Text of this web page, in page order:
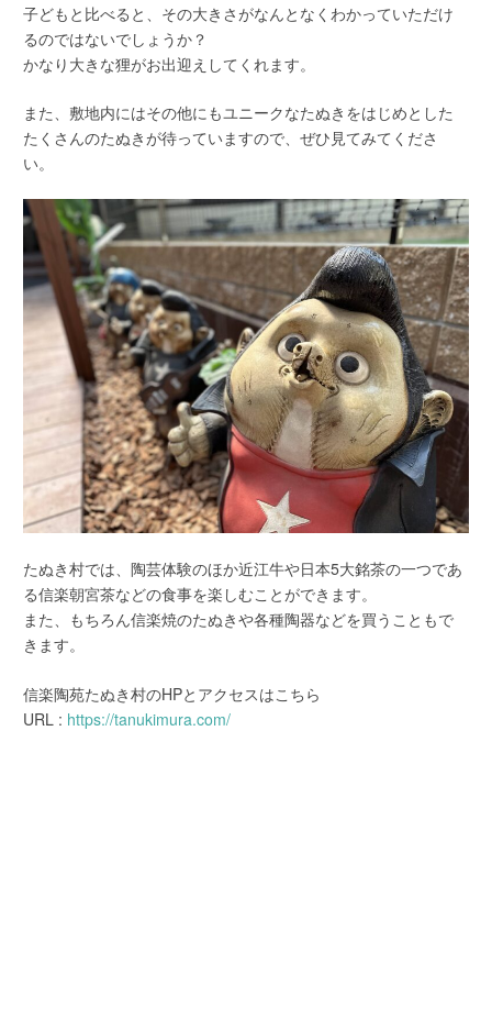
子どもと比べると、その大きさがなんとなくわかっていただけ
るのではないでしょうか？
かなり大きな狸がお出迎えしてくれます。
また、敷地内にはその他にもユニークなたぬきをはじめとした
たくさんのたぬきが待っていますので、ぜひ見てみてくださ
い。
たぬき村では、陶芸体験のほか近江牛や日本5大銘茶の一つであ
る信楽朝宮茶などの食事を楽しむことができます。
また、もちろん信楽焼のたぬきや各種陶器などを買うこともで
きます。
信楽陶苑たぬき村のHPとアクセスはこちら
URL : https://tanukimura.com/